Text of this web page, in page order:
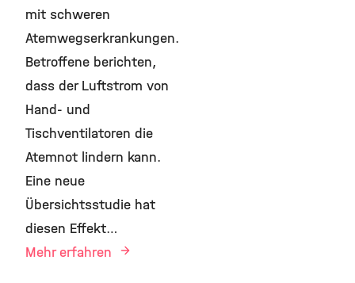
mit schweren
Atemwegserkrankungen.
Betroffene berichten,
dass der Luftstrom von
Hand- und
Tischventilatoren die
Atemnot lindern kann.
Eine neue
Übersichtsstudie hat
diesen Effekt…
Mehr erfahren